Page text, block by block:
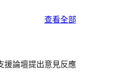
查看全部
評
援論壇提出意見反應